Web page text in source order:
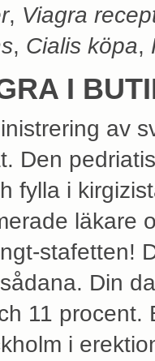
, Viagra
, Cialis köpa,
I
av
Den
fylla i
läkare
stafetten!
Din
11 procent.
i